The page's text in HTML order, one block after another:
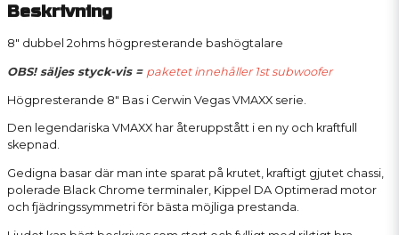
Beskrivning
8" dubbel 2ohms högpresterande bashögtalare
OBS! säljes styck-vis = paketet innehåller 1st subwoofer
Högpresterande 8" Bas i Cerwin Vegas VMAXX serie.
Den legendariska VMAXX har återuppstått i en ny och kraftfull
skepnad.
Gedigna basar där man inte sparat på krutet, kraftigt gjutet chassi,
polerade Black Chrome terminaler, Kippel DA Optimerad motor
och fjädringssymmetri för bästa möjliga prestanda.